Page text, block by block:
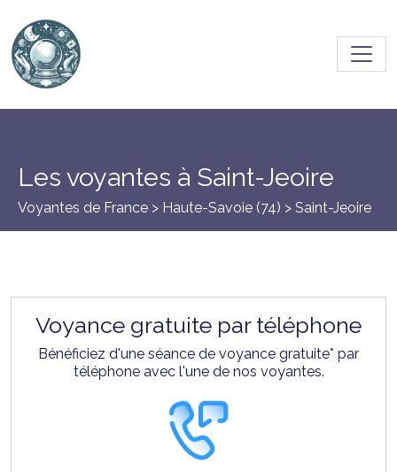
Les voyantes à Saint-Jeoire
Voyantes de France > Haute-Savoie (74) > Saint-Jeoire
Voyance gratuite par téléphone
Bénéficiez d'une séance de voyance gratuite* par
téléphone avec l'une de nos voyantes.